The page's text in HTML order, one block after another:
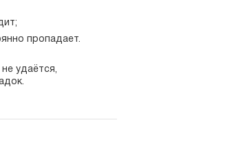
пропадает.
удаётся,